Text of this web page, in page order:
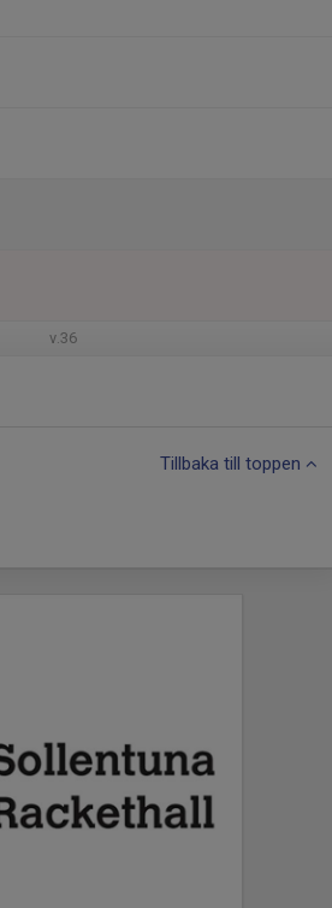
v.36
Tillbaka till toppen